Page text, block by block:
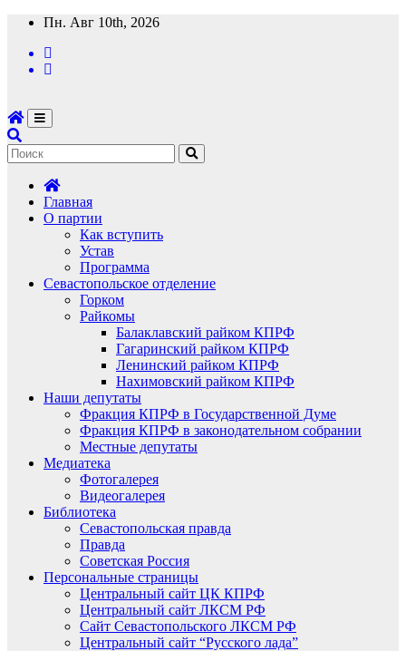
Перейти
содержимому
Пн. Авг 10th, 2026
Главная
О партии
Как вступить
Устав
Программа
Севастопольское отделение
Горком
Райкомы
Балаклавский райком КПРФ
Гагаринский райком КПРФ
Ленинский райком КПРФ
Нахимовский райком КПРФ
Наши депутаты
Фракция КПРФ в Государственной Думе
Фракция КПРФ в законодательном собрании
Местные депутаты
Медиатека
Фотогалерея
Видеогалерея
Библиотека
Севастопольская правда
Правда
Советская Россия
Персональные страницы
Центральный сайт ЦК КПРФ
Центральный сайт ЛКСМ РФ
Сайт Севастопольского ЛКСМ РФ
Центральный сайт “Русского лада”